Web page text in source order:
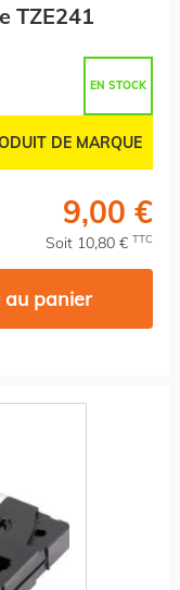
TZE241
EN STOCK
DE MARQUE
9,00 €
Soit 10,80 € TTC
au panier